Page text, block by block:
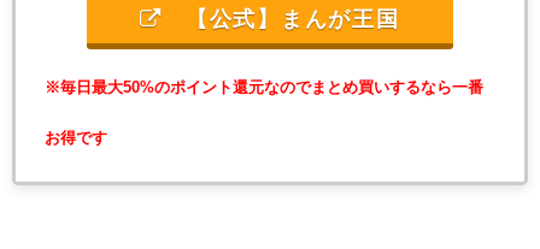
【公式】まんが王国
※毎日最大50%のポイント還元なのでまとめ買いするなら一番
お得です